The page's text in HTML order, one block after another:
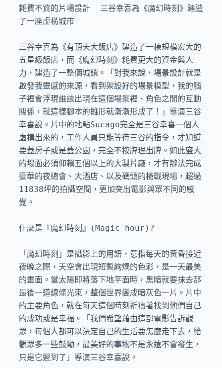
耗費不貲的片場設計  三谷幸喜為《魔幻時刻》建造
了一座虛構城市
三谷幸喜為《有頂天大飯店》建造了一棟規模宏大的
五星級飯店，而《魔幻時刻》耗費更大的資金與人
力，建造了一整個城鎮。「對我來說，場景設計就是
啟發我靈感的來源，看到架設好的場景模型，我的腦
子裡會浮現誰該出現在這個場景裡、角色之間的互動
關係，就這樣腳本的雛形就漸漸形成了！」導演三谷
幸喜說。片中的地點Sucago完全是三谷幸喜一個人
虛構出來的，工作人員只能等待三谷的指令，才知道
要蓋房子或是蓋公園，完全不按牌理出牌。如此盛大
的場面必須仰賴五個以上的大製片廠，才有辦法完成
豪華的夜總會、大酒店、以及碼頭的槍戰現場，超過
11838坪的拍攝空間，更加突出電影與眾不同的感
覺。
什麼是『魔幻時刻』(Magic hour)?
「魔幻時刻」是攝影上的用語，意指每天的黃昏接近
夜晚之際，天空會出現短暫絢爛的色彩，是一天最美
的畫面。當太陽即將落下地平面時，黑暗就要抹去那
最後一道線條光束，整個世界變成暗灰色一片。片中
的主要角色，就在每天這個時刻祈禱著找到他們自己
的成功或是幸福。「我們希望藉由這部電影告訴觀
眾，每個人都可以決定自己的生活要怎麼走下去，給
觀眾多一些鼓勵，最美好的事物不是永遠不會發生，
只是它遲到了」導演三谷幸喜說。